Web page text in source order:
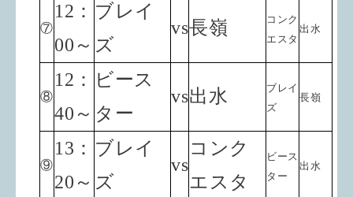
⑦
12：
00～
ブレイ
ズ
vs長嶺
コンク
エスタ
出水
⑧
12：
40～
ビース
ター
vs出水
ブレイ
ズ
長嶺
⑨
13：
20～
ブレイ
ズ
vs
コンク
エスタ
ビース
ター
出水